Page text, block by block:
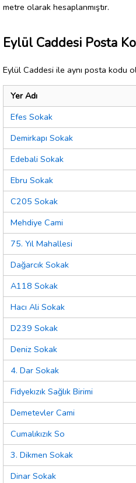
metre olarak hesaplanmıştır.
Eylül Caddesi Posta
Eylül Caddesi ile aynı posta kodu
Yer Adı
Efes Sokak
Demirkapı Sokak
Edebali Sokak
Ebru Sokak
C205 Sokak
Mehdiye Cami
75. Yıl Mahallesi
Dağarcık Sokak
A118 Sokak
Hacı Ali Sokak
D239 Sokak
Deniz Sokak
4. Dar Sokak
Fidyekızık Sağlık Birimi
Demetevler Cami
Cumalıkızık So
3. Dikmen Sokak
Dinar Sokak